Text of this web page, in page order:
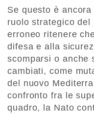
Se questo è
ruolo strategico del
erroneo ritenere
difesa e alla
scomparsi o anche
cambiati, come
del nuovo
confronto fra le
quadro, la Nato